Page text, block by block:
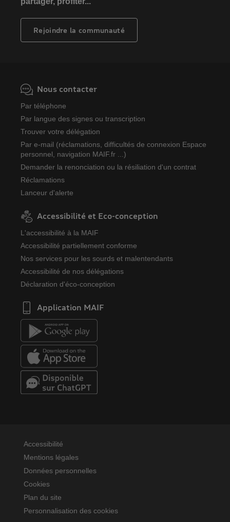
Rejoindre la communauté
Nous contacter
Par téléphone
Par langue des signes ou transcription
Trouver votre délégation
Par e-mail (réclamations, difficultés de connexion Espace
personnel, navigation MAIF.fr ...)
Demander la renonciation ou la résiliation d'un contrat
Réclamations
Lanceur d'alerte
Accessibilité et Eco-conception
L'accessibilité à la MAIF
Accessibilité partiellement conforme
Nos services pour les sourds et malentendants
Accessibilité de nos délégations
Déclaration d'éco-conception
Application MAIF
Accessibilité
Mentions légales
Données personnelles
Cookies
Plan du site
Personnalisation des cookies